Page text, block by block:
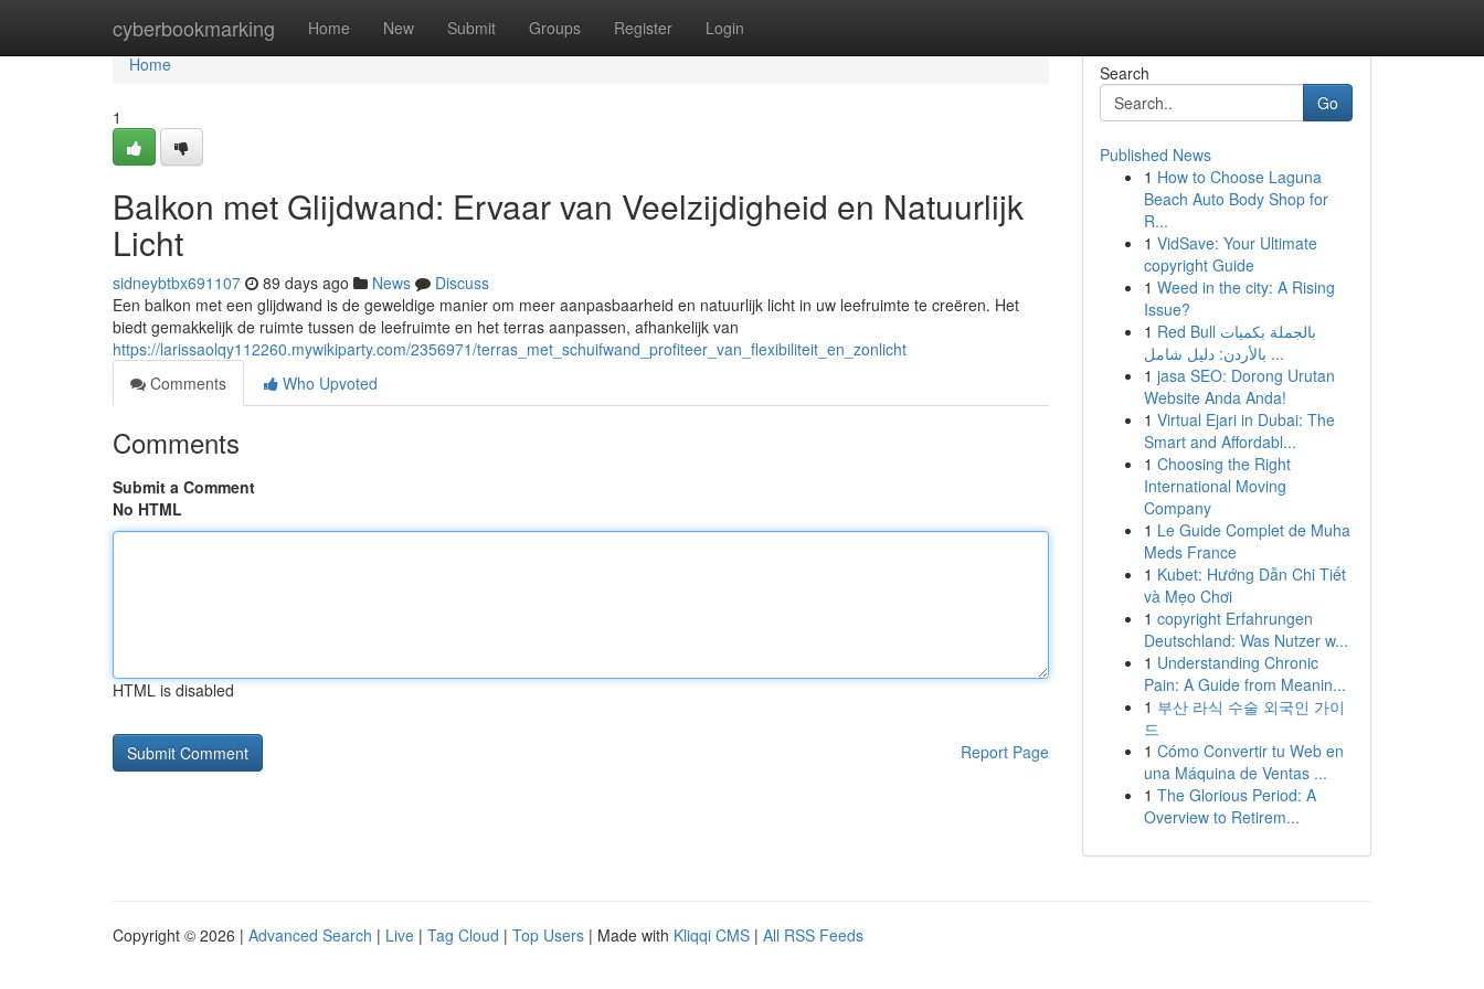
cyberbookmarking Home New Submit Groups Register Login
Home
Home
1
Balkon met Glijdwand: Ervaar van Veelzijdigheid en Natuurlijk
Licht
sidneybtbx691107 89 days ago News
Discuss
Een balkon met een glijdwand is de geweldige manier om meer aanpasbaarheid en natuurlijk licht in uw leefruimte te creëren. Het
biedt gemakkelijk de ruimte tussen de leefruimte en het terras aanpassen, afhankelijk van
https://larissaolqy112260.mywikiparty.com/2356971/terras_met_schuifwand_profiteer_van_flexibiliteit_en_zonlicht
Comments
Who Upvoted
Comments
Submit a Comment
No HTML
HTML is disabled
Report Page
Search
Go
Published News
1 How to Choose Laguna
Beach Auto Body Shop for
R...
1 VidSave: Your Ultimate
copyright Guide
1 Weed in the city: A Rising
Issue?
1 Red Bull بالجملة بكميات
بالأردن: دليل شامل ...
1 jasa SEO: Dorong Urutan
Website Anda Anda!
1 Virtual Ejari in Dubai: The
Smart and Affordabl...
1 Choosing the Right
International Moving
Company
1 Le Guide Complet de Muha
Meds France
1 Kubet: Hướng Dẫn Chi Tiết
và Mẹo Chơi
1 copyright Erfahrungen
Deutschland: Was Nutzer w...
1 Understanding Chronic
Pain: A Guide from Meanin...
1 부산 라식 수술 외국인 가이
드
1 Cómo Convertir tu Web en
una Máquina de Ventas ...
1 The Glorious Period: A
Overview to Retirem...
Copyright © 2026 | Advanced Search | Live | Tag Cloud | Top Users | Made with Kliqqi CMS | All RSS Feeds